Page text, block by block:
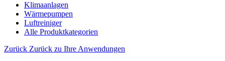
Klimaanlagen
Wärmepumpen
Luftreiniger
Alle Produktkategorien
Zurück Zurück zu Ihre Anwendungen